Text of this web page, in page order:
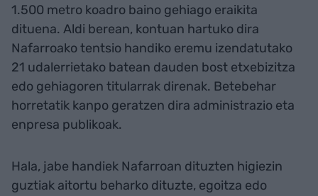
1.500 metro koadro baino gehiago eraikita
dituena. Aldi berean, kontuan hartuko dira
Nafarroako tentsio handiko eremu izendatutako
21 udalerrietako batean dauden bost etxebizitza
edo gehiagoren titularrak direnak. Betebehar
horretatik kanpo geratzen dira administrazio eta
enpresa publikoak.
Hala, jabe handiek Nafarroan dituzten higiezin
guztiak aitortu beharko dituzte, egoitza edo